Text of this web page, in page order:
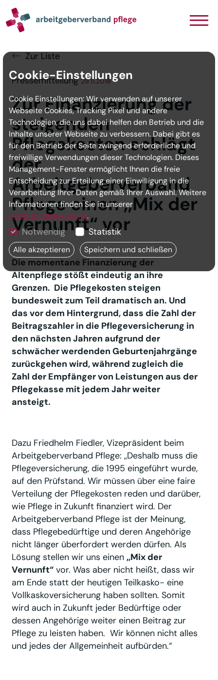
Navigation
Inhalt
Seitenabschluss
Zur Liste
Pressemitteilung 29.11.2019
Zur Finanzierung der
steigenden
Pflegekosten schlägt
der
Arbeitgeberverband
Pflege einen ,,Mix der
Vernunft“ vor
Die momentane Finanzierung der
Altenpflege stößt eindeutig an ihre
Grenzen. Die Pflegekosten steigen
bundesweit zum Teil dramatisch an. Und
das vor dem Hintergrund, dass die Zahl der
Beitragszahler in die Pflegeversicherung in
den nächsten Jahren aufgrund der
schwächer werdenden Geburtenjahrgänge
zurückgehen wird, während zugleich die
Zahl der Empfänger von Leistungen aus der
Pflegekasse mit jedem Jahr weiter
ansteigt.
Dazu Friedhelm Fiedler, Vizepräsident beim
Arbeitgeberverband Pflege: ,,Deshalb muss die
Pflegeversicherung, die 1995 eingeführt wurde,
auf den Prüfstand. Wir müssen über eine faire
Verteilung der Pflegekosten reden und darüber,
wie Pflege in Zukunft finanziert wird. Der
Arbeitgeberverband Pflege ist der Meinung,
dass Pflegebedürftige und deren Angehörige
nicht länger überfordert werden dürfen. Als
Lösung stellen wir uns einen ,,Mix der
Vernunft“ vor. Was aber nicht heißt, dass wir
am Ende statt der heutigen Teilkasko- eine
Vollkaskoversicherung haben sollten. Somit
wird auch in Zukunft jeder Bedürftige oder
dessen Angehörige weiter einen Beitrag zur
Pflege zu leisten haben. Wir können nicht alles
und jedes der Allgemeinheit aufbürden.“
Cookie-Einstellungen
Cookie Einstellungen: Wir verwenden auf unserer
Webseite Cookies, Tracking Pixel und andere
Technologien, die uns dabei helfen den Betrieb und die
Inhalte unserer Webseite zu verbessern. Dabei gibt es
für den Betrieb der Seite zwingend erforderliche und
freiwillige Verwendungen dieser Technologien. Dieses
Management-Fenster ermöglicht Ihnen die freie
Entscheidung zur Erteilung einer Einwilligung in die
Verarbeitung Ihrer Daten gemäß Ihrer Auswahl. Weitere
Informationen finden Sie in unserer
Datenschutzerklärung.
Notwendig Statistik
Alle akzeptieren Speichern und schließen